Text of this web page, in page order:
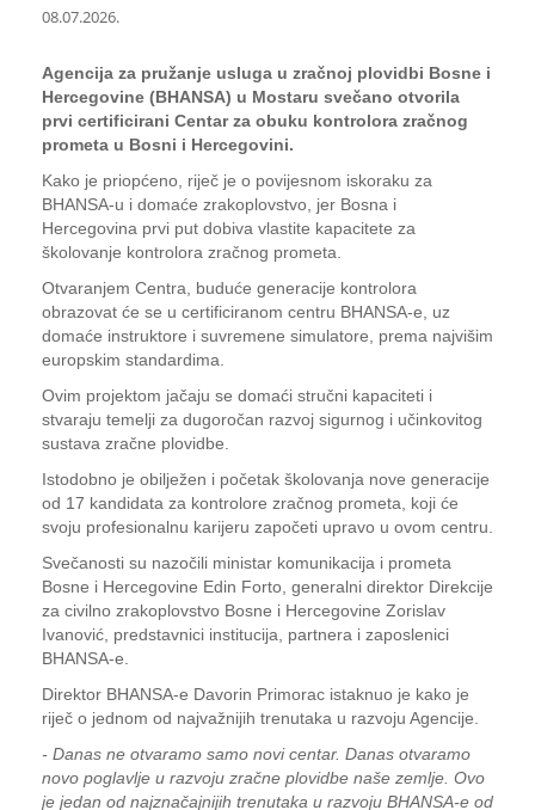
08.07.2026.
Agencija za pružanje usluga u zračnoj plovidbi Bosne i
Hercegovine (BHANSA) u Mostaru svečano otvorila
prvi certificirani Centar za obuku kontrolora zračnog
prometa u Bosni i Hercegovini.
Kako je priopćeno, riječ je o povijesnom iskoraku za
BHANSA-u i domaće zrakoplovstvo, jer Bosna i
Hercegovina prvi put dobiva vlastite kapacitete za
školovanje kontrolora zračnog prometa.
Otvaranjem Centra, buduće generacije kontrolora
obrazovat će se u certificiranom centru BHANSA-e, uz
domaće instruktore i suvremene simulatore, prema najvišim
europskim standardima.
Ovim projektom jačaju se domaći stručni kapaciteti i
stvaraju temelji za dugoročan razvoj sigurnog i učinkovitog
sustava zračne plovidbe.
Istodobno je obilježen i početak školovanja nove generacije
od 17 kandidata za kontrolore zračnog prometa, koji će
svoju profesionalnu karijeru započeti upravo u ovom centru.
Svečanosti su nazočili ministar komunikacija i prometa
Bosne i Hercegovine Edin Forto, generalni direktor Direkcije
za civilno zrakoplovstvo Bosne i Hercegovine Zorislav
Ivanović, predstavnici institucija, partnera i zaposlenici
BHANSA-e.
Direktor BHANSA-e Davorin Primorac istaknuo je kako je
riječ o jednom od najvažnijih trenutaka u razvoju Agencije.
- Danas ne otvaramo samo novi centar. Danas otvaramo
novo poglavlje u razvoju zračne plovidbe naše zemlje. Ovo
je jedan od najznačajnijih trenutaka u razvoju BHANSA-e od